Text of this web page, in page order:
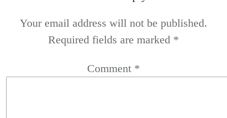
Your email address will not be published.
Required fields are marked *
Comment *